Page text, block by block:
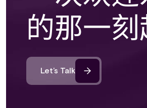
的那一
Let’s Talk